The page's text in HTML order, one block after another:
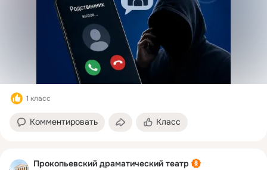
1 класс
Комментировать Класс
Прокопьевский драматический театр